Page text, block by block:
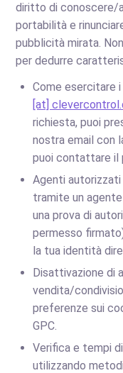
diritto di conoscere/
portabilità e
pubblicità mirata.
per dedurre
Come esercitare
[at]
richiesta, puoi
nostra email con
puoi contattare il
Agenti autorizzati
tramite un
una prova di
permesso
la tua identità
Disattivazione di
vendita/
preferenze sui
GPC.
Verifica e tempi
utilizzando